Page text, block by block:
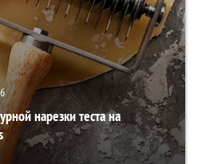
нарезки теста на